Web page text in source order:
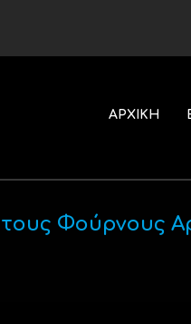
ΑΡΧΙΚΗ
Φούρνους